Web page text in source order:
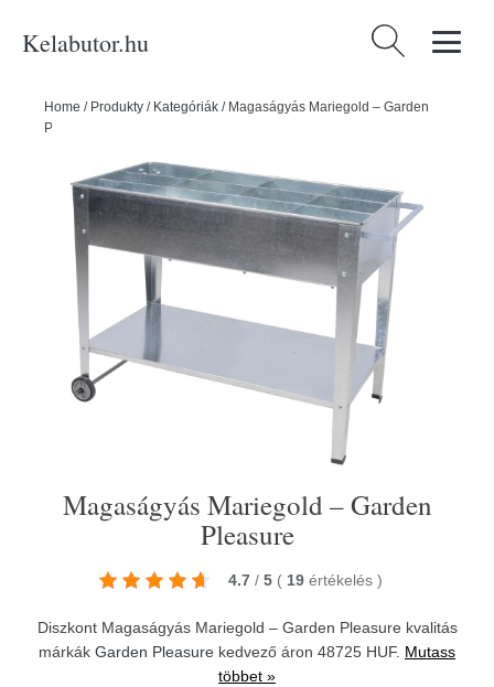
Kelabutor.hu Keresés:
Home / Produkty / Kategóriák / Magaságyás Mariegold – Garden
Pleasure
Magaságyás Mariegold – Garden
Pleasure
4.7 / 5 ( 19 értékelés )
Diszkont Magaságyás Mariegold – Garden Pleasure kvalitás
márkák Garden Pleasure kedvező áron 48725 HUF. Mutass
többet »